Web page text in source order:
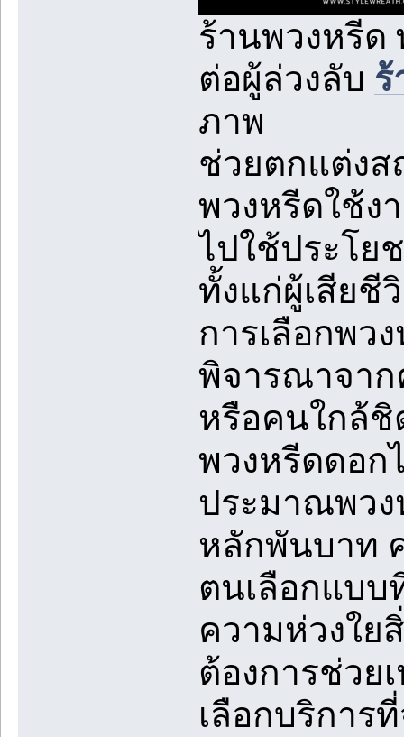
ร้านพวงหรีด
ต่อผู้ล่วงลับ
ภาพ
ช่วยตกแต่งส
พวงหรีดใช้ง
ไปใช้ประโย
ทั้งแก่ผู้เสียชี
การเลือกพว
พิจารณาจา
หรือคนใกล้ชิ
พวงหรีดดอก
ประมาณพวง
หลักพันบาท
ตนเลือกแบบ
ความห่วงใย
ต้องการช่วย
เลือกบริการ